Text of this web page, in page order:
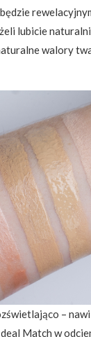
lubicie
walory
–
Match w